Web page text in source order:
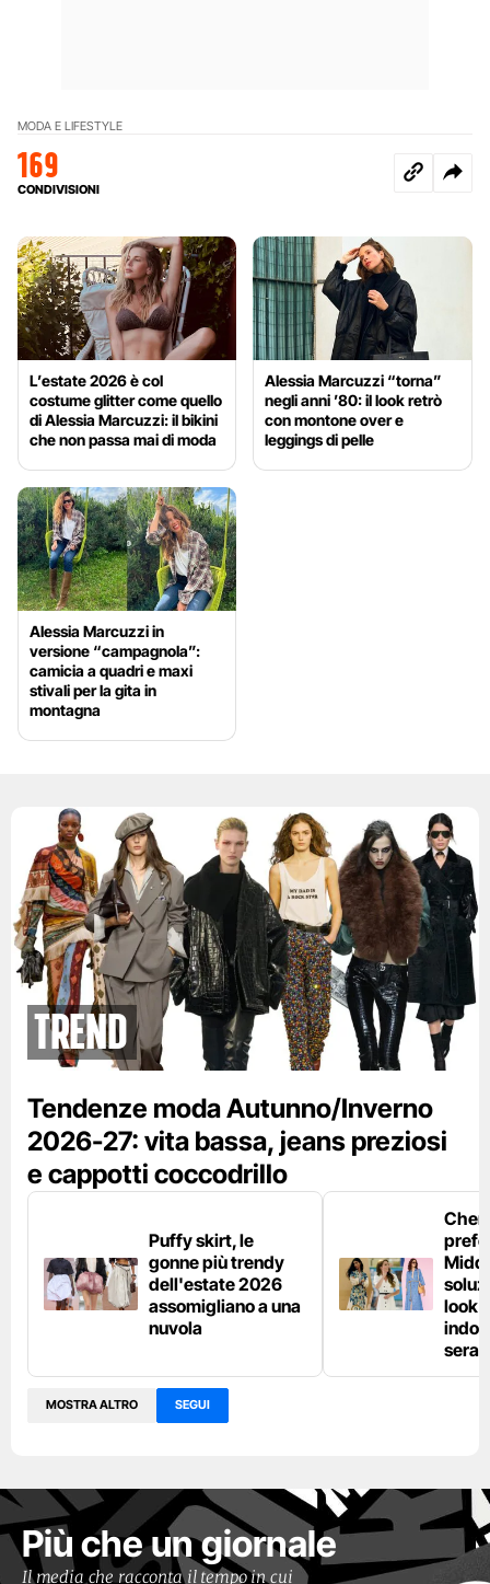
MODA E LIFESTYLE
169
CONDIVISIONI
L’estate 2026 è col
costume glitter come quello
di Alessia Marcuzzi: il bikini
che non passa mai di moda
Alessia Marcuzzi “torna”
negli anni ’80: il look retrò
con montone over e
leggings di pelle
Alessia Marcuzzi in
versione “campagnola”:
camicia a quadri e maxi
stivali per la gita in
montagna
Trend
Tendenze moda Autunno/Inverno
2026-27: vita bassa, jeans preziosi
e cappotti coccodrillo
Puffy skirt, le
gonne più trendy
dell'estate 2026
assomigliano a una
nuvola
look
sera
MOSTRA ALTRO SEGUI
Più che un giornale
Il media che racconta il tempo in cui